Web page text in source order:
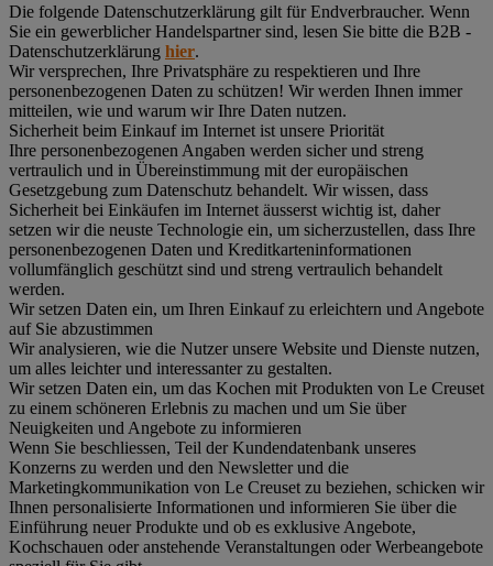
Die folgende Datenschutzerklärung gilt für Endverbraucher. Wenn
Sie ein gewerblicher Handelspartner sind, lesen Sie bitte die B2B -
Datenschutzerklärung hier.
Wir versprechen, Ihre Privatsphäre zu respektieren und Ihre
personenbezogenen Daten zu schützen! Wir werden Ihnen immer
mitteilen, wie und warum wir Ihre Daten nutzen.
Sicherheit beim Einkauf im Internet ist unsere Priorität
Ihre personenbezogenen Angaben werden sicher und streng
vertraulich und in Übereinstimmung mit der europäischen
Gesetzgebung zum Datenschutz behandelt. Wir wissen, dass
Sicherheit bei Einkäufen im Internet äusserst wichtig ist, daher
setzen wir die neuste Technologie ein, um sicherzustellen, dass Ihre
personenbezogenen Daten und Kreditkarteninformationen
vollumfänglich geschützt sind und streng vertraulich behandelt
werden.
Wir setzen Daten ein, um Ihren Einkauf zu erleichtern und Angebote
auf Sie abzustimmen
Wir analysieren, wie die Nutzer unsere Website und Dienste nutzen,
um alles leichter und interessanter zu gestalten.
Wir setzen Daten ein, um das Kochen mit Produkten von Le Creuset
zu einem schöneren Erlebnis zu machen und um Sie über
Neuigkeiten und Angebote zu informieren
Wenn Sie beschliessen, Teil der Kundendatenbank unseres
Konzerns zu werden und den Newsletter und die
Marketingkommunikation von Le Creuset zu beziehen, schicken wir
Ihnen personalisierte Informationen und informieren Sie über die
Einführung neuer Produkte und ob es exklusive Angebote,
Kochschauen oder anstehende Veranstaltungen oder Werbeangebote